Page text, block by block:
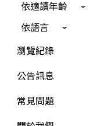
依適讀年齡
依語言
瀏覽紀錄
公告訊息
常見問題